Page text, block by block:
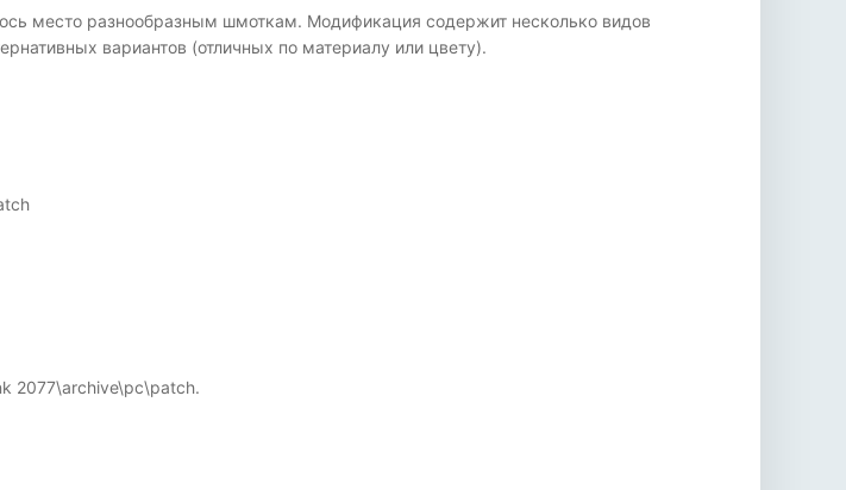
место разнообразным шмоткам. Модификация содержит несколько видов
вариантов (отличных по материалу или цвету).
2077\archive\pc\patch.